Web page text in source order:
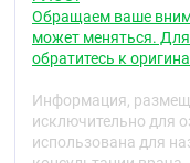
образом,
что приводит к
поколений
При применении
всасывание
Обращаем ваше
может меняться.
обратитесь к
Информация,
исключительно для
использована для